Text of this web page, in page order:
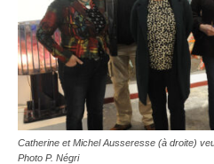
Catherine et Michel Ausseresse (à droite)
Photo P. Négri